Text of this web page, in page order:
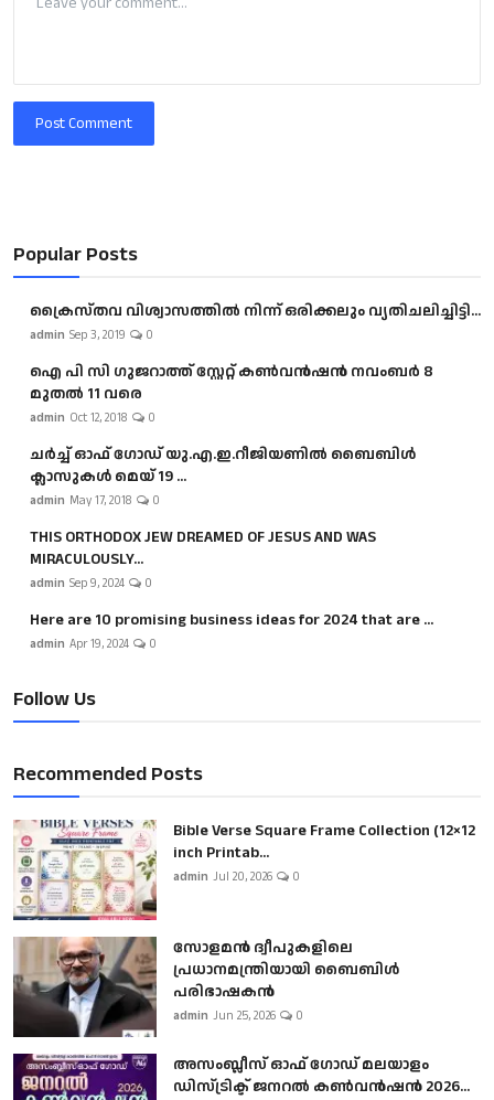
Post Comment
Popular Posts
ക്രൈസ്തവ വിശ്വാസത്തിൽ നിന്ന് ഒരിക്കലും വ്യതിചലിച്ചിട്ടി...
admin Sep 3, 2019 0
ഐ പി സി ഗുജറാത്ത് സ്റ്റേറ്റ് കൺവൻഷൻ നവംബർ 8
മുതൽ 11 വരെ
admin Oct 12, 2018 0
ചർച്ച് ഓഫ് ഗോഡ് യു.എ.ഇ.റീജിയണിൽ ബൈബിൾ
ക്ലാസുകൾ മെയ് 19 ...
admin May 17, 2018 0
THIS ORTHODOX JEW DREAMED OF JESUS AND WAS
MIRACULOUSLY...
admin Sep 9, 2024 0
Here are 10 promising business ideas for 2024 that are ...
admin Apr 19, 2024 0
Follow Us
Recommended Posts
Bible Verse Square Frame Collection (12×12
inch Printab...
admin Jul 20, 2026 0
സോളമൻ ദ്വീപുകളിലെ
പ്രധാനമന്ത്രിയായി ബൈബിൾ
പരിഭാഷകൻ
admin Jun 25, 2026 0
അസംബ്ലീസ് ഓഫ് ഗോഡ് മലയാളം
ഡിസ്ട്രിക്ട് ജനറൽ കൺവൻഷൻ 2026...